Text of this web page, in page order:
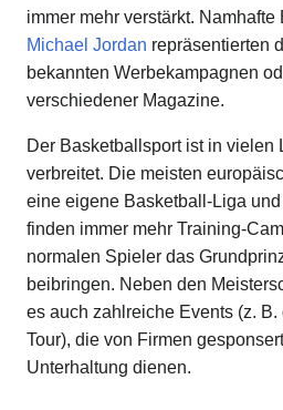
immer mehr verstärkt.
Michael Jordan repräsentierten
bekannten Werbekampagnen
verschiedener Magazine.
Der Basketballsport ist in vielen
verbreitet. Die meisten
eine eigene Basketball-Liga
finden immer mehr Training-
normalen Spieler das
beibringen. Neben den
es auch zahlreiche Events (z. B.
Tour), die von Firmen
Unterhaltung dienen.